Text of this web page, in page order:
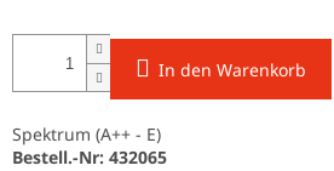
In den Warenkorb
Spektrum (A++ - E)
Bestell.-Nr: 432065